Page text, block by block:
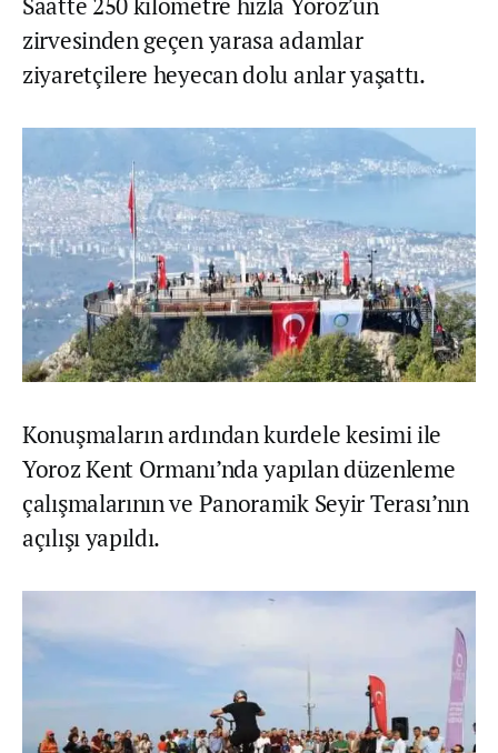
zirvesinden geçen yarasa adamlar
ziyaretçilere heyecan dolu anlar yaşattı.
Konuşmaların ardından kurdele kesimi ile
Yoroz Kent Ormanı’nda yapılan düzenleme
çalışmalarının ve Panoramik Seyir Terası’nın
açılışı yapıldı.